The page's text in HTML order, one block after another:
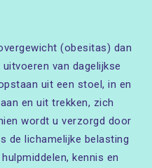
(obesitas) dan
van dagelijkse
uit een stoel, in en
en uit trekken, zich
wordt u verzorgd door
de lichamelijke belasting
kennis en